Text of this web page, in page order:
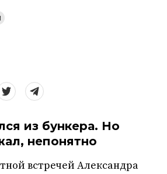
из бункера. Но
непонятно
встречей Александра